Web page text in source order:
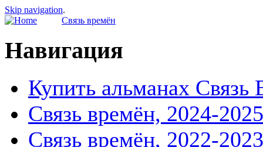
Skip navigation.
Связь времён
Навигация
Купить альманах Связь
Связь времён, 2024-2025
Связь времён, 2022-2023